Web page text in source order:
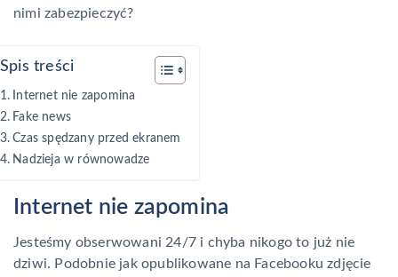
nimi zabezpieczyć?
Spis treści
Internet nie zapomina
Fake news
Czas spędzany przed ekranem
Nadzieja w równowadze
Internet nie zapomina
Jesteśmy obserwowani 24/7 i chyba nikogo to już nie
dziwi. Podobnie jak opublikowane na Facebooku zdjęcie